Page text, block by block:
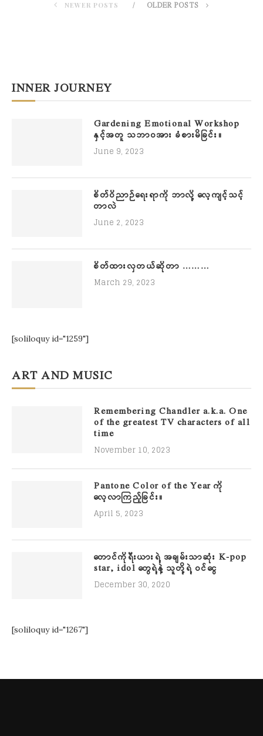
NEWER POSTS OLDER POSTS
INNER JOURNEY
Gardening Emotional Workshop
နှင့်အတူ သဘာဝအား ခံစားမိခြင်း။
June 9, 2023
စိတ်ဝိညာဉ်ရေးရာကို ဘာလို့ လေ့ကျင့်သင့်
တာလဲ
June 2, 2023
စိတ်ထားလှတယ်ဆိုတာ ………
March 29, 2023
[soliloquy id="1259"]
ART AND MUSIC
Remembering Chandler a.k.a. One
of the greatest TV characters of all
time
November 10, 2023
Pantone Color of the Year ကို
လေ့လာကြည့်ခြင်း။
April 5, 2023
တောင်ကိုရီးယားရဲ့ အချမ်းသာဆုံး K-pop
star, idol တွေရဲ့နဲ့ သူတို့ရဲ့ ဝင်ငွေ
December 30, 2020
[soliloquy id="1267"]